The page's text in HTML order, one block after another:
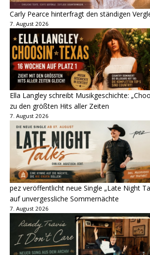
Carly Pearce hinterfragt den ständigen
7. August 2026
Ella Langley schreibt Musikgeschichte:
zu den größten Hits aller Zeiten
7. August 2026
pez veröffentlicht neue Single „Late Night
auf unvergessliche Sommernächte
7. August 2026